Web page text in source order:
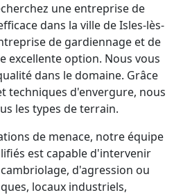
une entreprise de
dans la ville de Isles-lès-
de gardiennage et de
excellente option. Nous vous
dans le domaine. Grâce
techniques d'envergure, nous
les types de terrain.
de menace, notre équipe
est capable d'intervenir
d'agression ou
locaux industriels,